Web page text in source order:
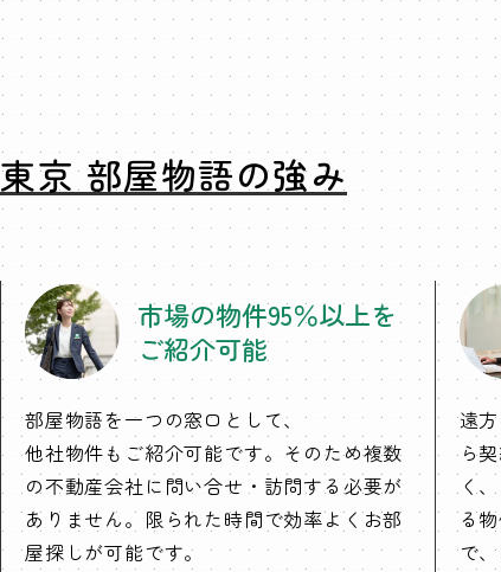
東京 部屋物語の強み
市場の物件95％以上を
ご紹介可能
部屋物語を一つの窓口として、
他社物件もご紹介可能です。そのため複数
の不動産会社に問い合せ・訪問する必要が
ありません。限られた時間で効率よくお部
屋探しが可能です。
遠
ら
く
る
で